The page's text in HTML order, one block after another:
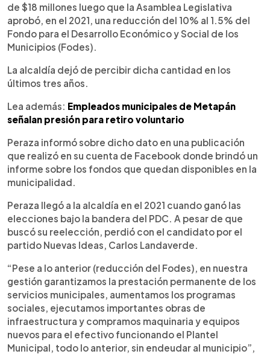
de $18 millones luego que la Asamblea Legislativa
aprobó, en el 2021, una reducción del 10% al 1.5% del
Fondo para el Desarrollo Económico y Social de los
Municipios (Fodes).
La alcaldía dejó de percibir dicha cantidad en los
últimos tres años.
Lea además: Empleados municipales de Metapán
señalan presión para retiro voluntario
Peraza informó sobre dicho dato en una publicación
que realizó en su cuenta de Facebook donde brindó un
informe sobre los fondos que quedan disponibles en la
municipalidad.
Peraza llegó a la alcaldía en el 2021 cuando ganó las
elecciones bajo la bandera del PDC. A pesar de que
buscó su reelección, perdió con el candidato por el
partido Nuevas Ideas, Carlos Landaverde.
“Pese a lo anterior (reducción del Fodes), en nuestra
gestión garantizamos la prestación permanente de los
servicios municipales, aumentamos los programas
sociales, ejecutamos importantes obras de
infraestructura y compramos maquinaria y equipos
nuevos para el efectivo funcionando el Plantel
Municipal, todo lo anterior, sin endeudar al municipio”,